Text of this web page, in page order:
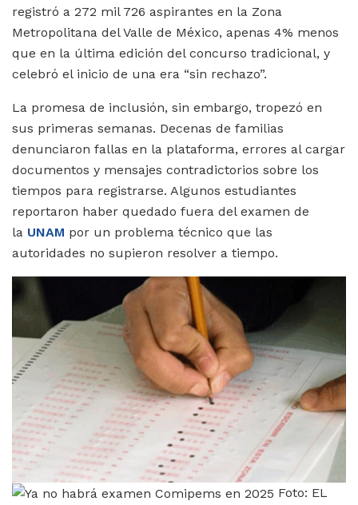
registró a 272 mil 726 aspirantes en la Zona
Metropolitana del Valle de México, apenas 4% menos
que en la última edición del concurso tradicional, y
celebró el inicio de una era “sin rechazo”.
La promesa de inclusión, sin embargo, tropezó en
sus primeras semanas. Decenas de familias
denunciaron fallas en la plataforma, errores al cargar
documentos y mensajes contradictorios sobre los
tiempos para registrarse. Algunos estudiantes
reportaron haber quedado fuera del examen de
la UNAM por un problema técnico que las
autoridades no supieron resolver a tiempo.
Foto: EL